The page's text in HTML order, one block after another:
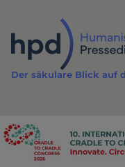
Inhalt
Der säkulare Blick auf
Advertising